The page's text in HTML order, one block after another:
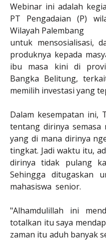
Webinar ini adalah
PT Pengadaian (P)
Wilayah Palembang
untuk mensosialisasi,
produknya kepada
ibu masa kini di
Bangka Belitung,
memilih investasi yang
Dalam kesempatan ini,
tentang dirinya semasa
yang di mana dirinya
tingkat. Jadi waktu itu,
dirinya tidak pulang
Sehingga ditugaskan
mahasiswa senior.
"Alhamdulillah ini
totalkan itu saya
zaman itu aduh banyak